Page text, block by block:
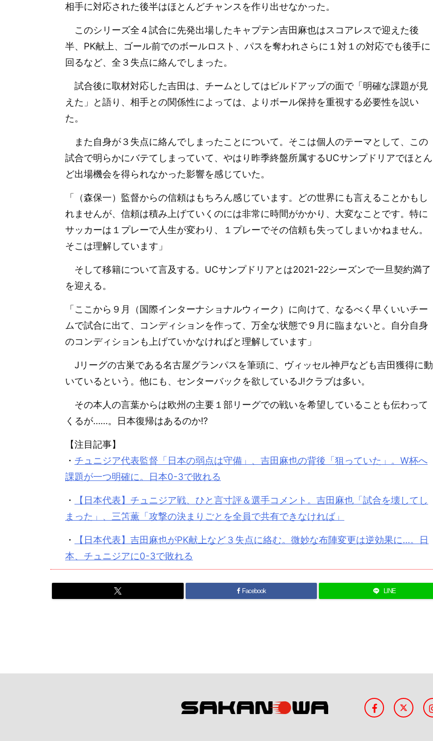
相手に対応された後半はほとんどチャンスを作り出せなかった。
このシリーズ全４試合に先発出場したキャプテン吉田麻也はスコアレスで迎えた後
半、PK献上、ゴール前でのボールロスト、パスを奪われさらに１対１の対応でも後手に
回るなど、全３失点に絡んでしまった。
試合後に取材対応した吉田は、チームとしてはビルドアップの面で「明確な課題が見
えた」と語り、相手との関係性によっては、よりボール保持を重視する必要性を説い
た。
また自身が３失点に絡んでしまったことについて。そこは個人のテーマとして、この
試合で明らかにバテてしまっていて、やはり昨季終盤所属するUCサンプドリアでほとん
ど出場機会を得られなかった影響を感じていた。
「（森保一）監督からの信頼はもちろん感じています。どの世界にも言えることかもし
れませんが、信頼は積み上げていくのには非常に時間がかかり、大変なことです。特に
サッカーは１プレーで人生が変わり、１プレーでその信頼も失ってしまいかねません。
そこは理解しています」
そして移籍について言及する。UCサンプドリアとは2021-22シーズンで一旦契約満了
を迎える。
「ここから９月（国際インターナショナルウィーク）に向けて、なるべく早くいいチー
ムで試合に出て、コンディションを作って、万全な状態で９月に臨まないと。自分自身
のコンディションも上げていかなければと理解しています」
Jリーグの古巣である名古屋グランパスを筆頭に、ヴィッセル神戸なども吉田獲得に動
いているという。他にも、センターバックを欲しているJ!クラブは多い。
その本人の言葉からは欧州の主要１部リーグでの戦いを希望していることも伝わって
くるが……。日本復帰はあるのか!?
【注目記事】
・ チュニジア代表監督「日本の弱点は守備」、吉田麻也の背後「狙っていた」。W杯へ
課題が一つ明確に。日本0-3で敗れる
・
【日本代表】チュニジア戦、ひと言寸評＆選手コメント。吉田麻也「試合を壊してし
まった」、三笘薫「攻撃の決まりごとを全員で共有できなければ」
・
【日本代表】吉田麻也がPK献上など３失点に絡む。微妙な布陣変更は逆効果に…。日
本、チュニジアに0-3で敗れる
Facebook LINE